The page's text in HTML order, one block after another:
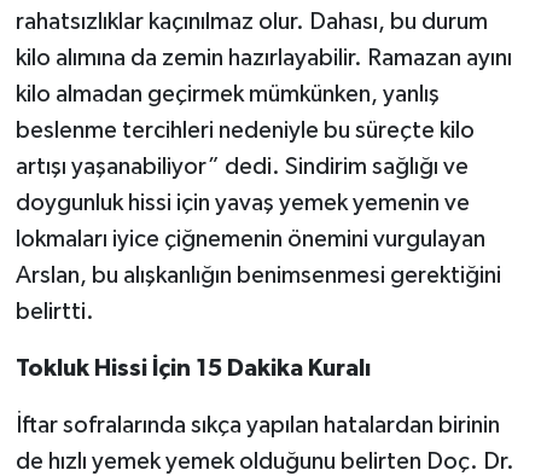
rahatsızlıklar kaçınılmaz olur. Dahası, bu durum
kilo alımına da zemin hazırlayabilir. Ramazan ayını
kilo almadan geçirmek mümkünken, yanlış
beslenme tercihleri nedeniyle bu süreçte kilo
artışı yaşanabiliyor” dedi. Sindirim sağlığı ve
doygunluk hissi için yavaş yemek yemenin ve
lokmaları iyice çiğnemenin önemini vurgulayan
Arslan, bu alışkanlığın benimsenmesi gerektiğini
belirtti.
Tokluk Hissi İçin 15 Dakika Kuralı
İftar sofralarında sıkça yapılan hatalardan birinin
de hızlı yemek yemek olduğunu belirten Doç. Dr.